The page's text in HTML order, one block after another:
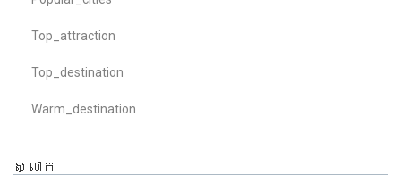
Top_attraction
Top_destination
Warm_destination
ស្លាក